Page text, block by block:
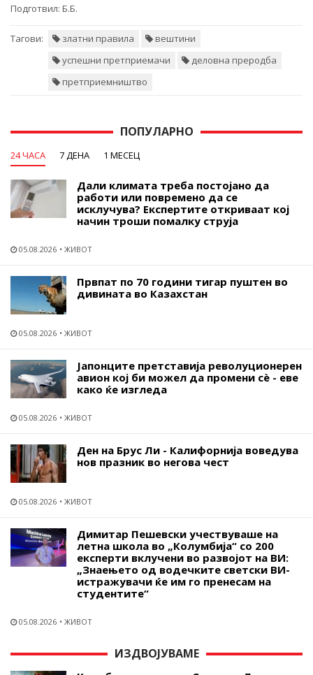
Подготвил: Б.Б.
Тагови: златни правила
вештини
успешни претприемачи
деловна преродба
претприемништво
ПОПУЛАРНО
24 ЧАСА 7 ДЕНА 1 МЕСЕЦ
Дали климата треба постојано да
работи или повремено да се
исклучува? Експертите откриваат кој
начин троши помалку струја
05.08.2026 ЖИВОТ
Првпат по 70 години тигар пуштен во
дивината во Казахстан
05.08.2026 ЖИВОТ
Јапонците претставија револуционерен
авион кој би можел да промени сѐ - еве
како ќе изгледа
05.08.2026 ЖИВОТ
Ден на Брус Ли - Калифорнија воведува
нов празник во негова чест
05.08.2026 ЖИВОТ
Димитар Пешевски учествуваше на
летна школа во „Колумбија“ со 200
експерти вклучени во развојот на ВИ:
„Знаењето од водечките светски ВИ-
истражувачи ќе им го пренесам на
студентите“
05.08.2026 ЖИВОТ
ИЗДВОЈУВАМЕ